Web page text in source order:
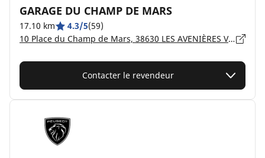
GARAGE DU CHAMP DE MARS
17.10 km 4.3/5(59)
10 Place du Champ de Mars, 38630 LES AVENIÈRES VEYRINS-THUELLIN
Contacter le revendeur